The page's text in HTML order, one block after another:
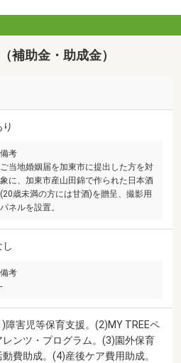
補助金・助成金）
り
備考
ご当地婚姻届を加東市に提出した方を対
象に、加東市産山田錦で作られた日本酒
(20歳未満の方には甘酒)を贈呈、撮影用
パネルを設置。
し
備考
-
障害児等保育支援。(2)MY TREEペ
レンツ・プログラム。(3)園外保育
動費助成。(4)産後ケア費用助成。